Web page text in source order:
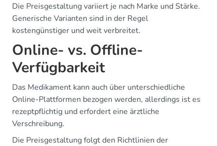
Die Preisgestaltung variiert je nach Marke und Stärke.
Generische Varianten sind in der Regel
kostengünstiger und weit verbreitet.
Online- vs. Offline-
Verfügbarkeit
Das Medikament kann auch über unterschiedliche
Online-Plattformen bezogen werden, allerdings ist es
rezeptpflichtig und erfordert eine ärztliche
Verschreibung.
Die Preisgestaltung folgt den Richtlinien der